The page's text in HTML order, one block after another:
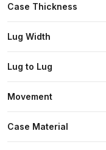
Case Thickness
Lug Width
Lug to Lug
Movement
Case Material